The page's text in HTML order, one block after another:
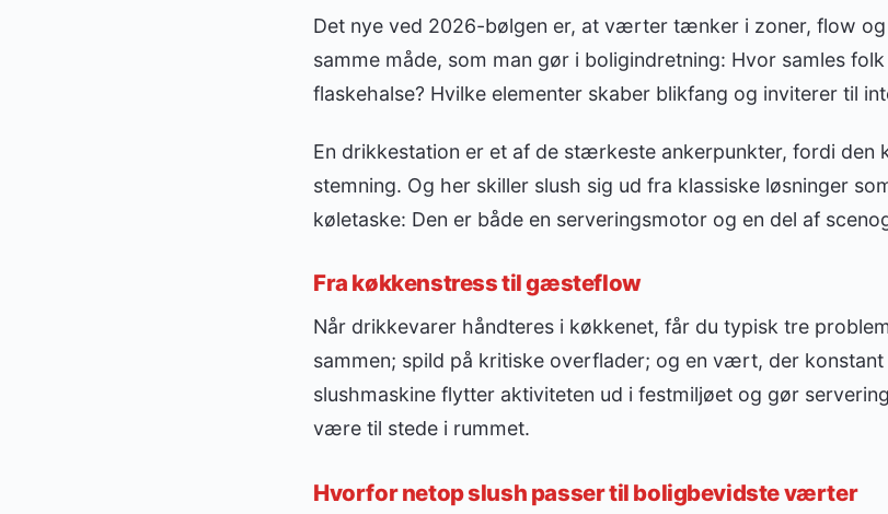
Det nye ved 2026-bølgen er, at værter tænker i zoner, flow og
samme måde, som man gør i boligindretning: Hvor samles
flaskehalse? Hvilke elementer skaber blikfang og inviterer til
En drikkestation er et af de stærkeste ankerpunkter, fordi den
stemning. Og her skiller slush sig ud fra klassiske løsninger
køletaske: Den er både en serveringsmotor og en del af
Fra køkkenstress til gæsteflow
Når drikkevarer håndteres i køkkenet, får du typisk tre
sammen; spild på kritiske overflader; og en vært, der konstant
slushmaskine flytter aktiviteten ud i festmiljøet og gør
være til stede i rummet.
Hvorfor netop slush passer til boligbevidste værter